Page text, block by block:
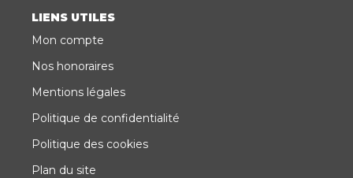
LIENS UTILES
Mon compte
Nos honoraires
Mentions légales
Politique de confidentialité
Politique des cookies
Plan du site